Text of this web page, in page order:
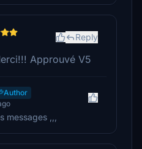
Reply
Approuvé V5
Author
messages ,,,